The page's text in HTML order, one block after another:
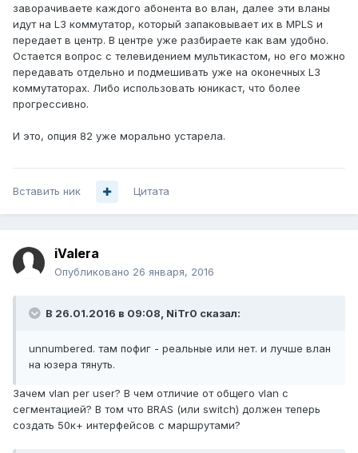
заворачиваете каждого абонента во влан, далее эти вланы
идут на L3 коммутатор, который запаковывает их в MPLS и
передает в центр. В центре уже разбираете как вам удобно.
Остается вопрос с телевидением мультикастом, но его можно
передавать отдельно и подмешивать уже на оконечных L3
коммутаторах. Либо использовать юникаст, что более
прогрессивно.
И это, опция 82 уже морально устарела.
Вставить ник Цитата
iValera
Опубликовано 26 января, 2016
В 26.01.2016 в 09:08, NiTr0 сказал:
unnumbered. там пофиг - реальные или нет. и лучше влан
на юзера тянуть.
Зачем vlan per user? В чем отличие от общего vlan с
сегментацией? В том что BRAS (или switch) должен теперь
создать 50к+ интерфейсов с маршрутами?